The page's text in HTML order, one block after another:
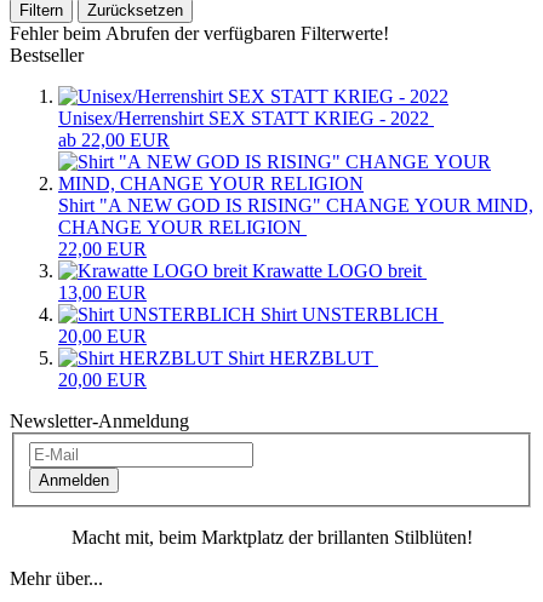
Filtern Zurücksetzen
Fehler beim Abrufen der verfügbaren Filterwerte!
Bestseller
Unisex/Herrenshirt SEX STATT KRIEG - 2022
ab 22,00 EUR
Shirt "A NEW GOD IS RISING" CHANGE YOUR MIND,
CHANGE YOUR RELIGION
22,00 EUR
Krawatte LOGO breit
13,00 EUR
Shirt UNSTERBLICH
20,00 EUR
Shirt HERZBLUT
20,00 EUR
Newsletter-Anmeldung
Anmelden
Macht mit, beim Marktplatz der brillanten Stilblüten!
Mehr über...